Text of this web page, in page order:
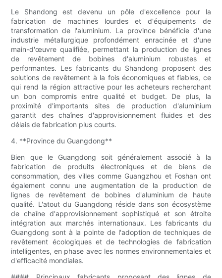
Le Shandong est devenu un pôle d'excellence pour la
fabrication de machines lourdes et d'équipements de
transformation de l'aluminium. La province bénéficie d'une
industrie métallurgique profondément enracinée et d'une
main-d'œuvre qualifiée, permettant la production de lignes
de revêtement de bobines d'aluminium robustes et
performantes. Les fabricants du Shandong proposent des
solutions de revêtement à la fois économiques et fiables, ce
qui rend la région attractive pour les acheteurs recherchant
un bon compromis entre qualité et budget. De plus, la
proximité d'importants sites de production d'aluminium
garantit des chaînes d'approvisionnement fluides et des
délais de fabrication plus courts.
4. **Province du Guangdong**
Bien que le Guangdong soit généralement associé à la
fabrication de produits électroniques et de biens de
consommation, des villes comme Guangzhou et Foshan ont
également connu une augmentation de la production de
lignes de revêtement de bobines d'aluminium de haute
qualité. L'atout du Guangdong réside dans son écosystème
de chaîne d'approvisionnement sophistiqué et son étroite
intégration aux marchés internationaux. Les fabricants du
Guangdong sont à la pointe de l'adoption de techniques de
revêtement écologiques et de technologies de fabrication
intelligentes, en phase avec les normes environnementales et
d'efficacité mondiales.